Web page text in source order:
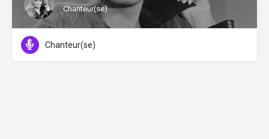
Chanteur(se)
Chanteur(se)